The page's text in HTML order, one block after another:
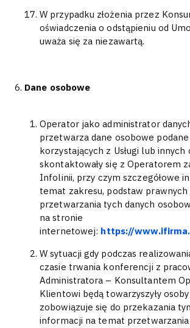
W przypadku złożenia przez
oświadczenia o odstąpieniu od
uważa się za niezawartą.
Dane osobowe
Operator jako administrator
przetwarza dane osobowe
korzystających z Usługi lub
skontaktowały się z Operatorem
Infolinii, przy czym szczegółowe
temat zakresu, podstaw
przetwarzania tych danych
na stronie
internetowej: https://
W sytuacji gdy podczas
czasie trwania konferencji z
Administratora – Konsultantem
Klientowi będą towarzyszyły
zobowiązuje się do przekazania
informacji na temat przetwarzania